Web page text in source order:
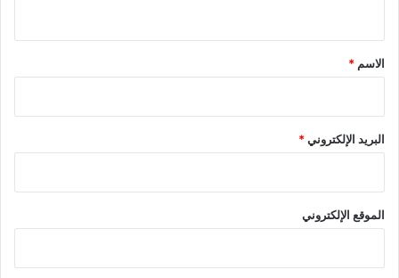
*
الاسم *
البريد الإلكتروني*
الموقع الإلكتروني